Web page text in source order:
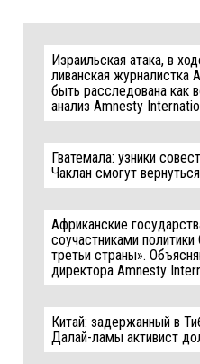
Израильская атака, в
ливанская журналистка
быть расследована как
анализ Amnesty
Гватемала: узники
Чаклан смогут
Африканские
соучастниками
третьи страны».
директора Amnesty
Китай: задержанный в
Далай-ламы активист